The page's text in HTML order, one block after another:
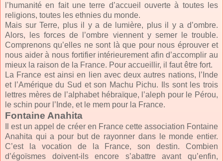
l’humanité en fait une terre d’accueil ouverte à toutes les
religions, toutes les ethnies du monde.
Mais sur Terre, plus il y a de lumière, plus il y a d’ombre.
Alors, les forces de l’ombre viennent y semer le trouble.
Comprenons qu’elles ne sont là que pour nous éprouver et
nous aider à nous fortifier intérieurement afin d’accomplir au
mieux la raison de la France. Pour accueillir, il faut être fort.
La France est ainsi en lien avec deux autres nations, l’Inde
et l’Amérique du Sud et son Machu Pichu. Ils sont les trois
lettres mères de l’alphabet hébraïque, l’aleph pour le Pérou,
le schin pour l’Inde, et le mem pour la France.
Fontaine Anahita
Il est un appel de créer en France cette association Fontaine
Anahita qui a pour but de rayonner dans le monde entier.
C’est la vocation de la France, son destin. Combien
d’égoïsmes doivent-ils encore s’abattre avant qu’enfin,